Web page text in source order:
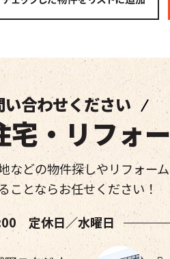
合わせください
宅・リフォ
などの物件探しやリフォー
ことならお任せください！
定休日／水曜日